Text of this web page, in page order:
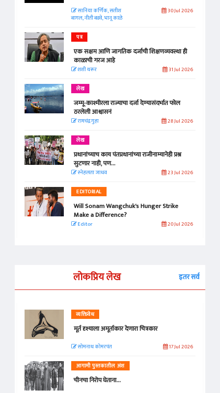
सानिया कर्णिक, सतीश
बागल, नीती बडवे, भानू काळे
30 Jul 2026
पत्र
एक सक्षम आणि जागतिक दर्जाची शिक्षणव्यवस्था ही
काळाची गरज आहे
शशी थरूर 31 Jul 2026
लेख
जम्मू-काश्मीरला राज्याचा दर्जा देण्यासंदर्भात फोल
ठरलेली आश्वासनं
रामचंद्र गुहा 28 Jul 2026
लेख
प्रधानांच्याच काय पंतप्रधानांच्या राजीनाम्यानेही प्रश्न
सुटणार नाही, पण...
स्नेहलता जाधव 23 Jul 2026
EDITORIAL
Will Sonam Wangchuk's Hunger Strike
Make a Difference?
Editor 20 Jul 2026
लोकप्रिय लेख इतर सर्व
व्यक्तिवेध
मूर्त दृश्याला अमूर्ताकार देणारा चित्रकार
सोमनाथ कोमरपंत 17 Jul 2026
आगामी पुस्तकातील अंश
चीनचा निरोप घेताना...